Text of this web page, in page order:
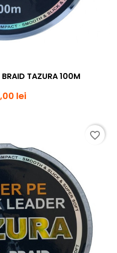
TAZURA 100M
lei
favorite_border